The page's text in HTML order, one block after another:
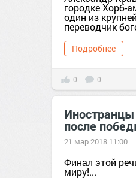
городке Хорб-
один из
переводчик
Подробнее
0 0
после
21 мар 2018 11:00
Финал этой
миру!...